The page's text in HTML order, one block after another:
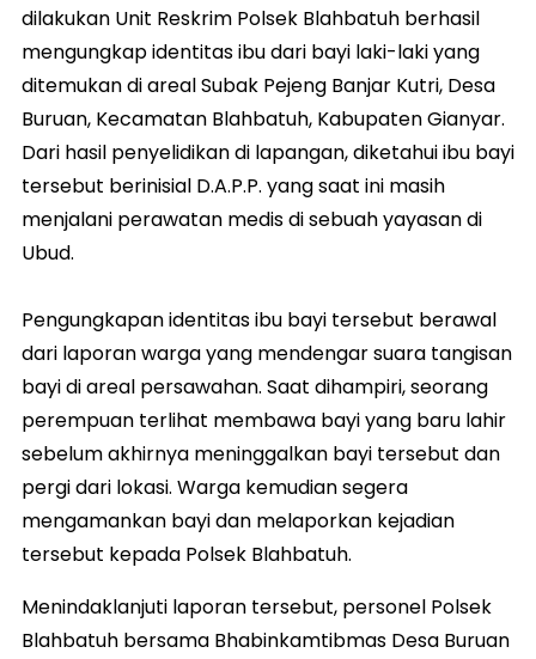
dilakukan Unit Reskrim Polsek Blahbatuh berhasil
mengungkap identitas ibu dari bayi laki-laki yang
ditemukan di areal Subak Pejeng Banjar Kutri, Desa
Buruan, Kecamatan Blahbatuh, Kabupaten Gianyar.
Dari hasil penyelidikan di lapangan, diketahui ibu bayi
tersebut berinisial D.A.P.P. yang saat ini masih
menjalani perawatan medis di sebuah yayasan di
Ubud.
Pengungkapan identitas ibu bayi tersebut berawal
dari laporan warga yang mendengar suara tangisan
bayi di areal persawahan. Saat dihampiri, seorang
perempuan terlihat membawa bayi yang baru lahir
sebelum akhirnya meninggalkan bayi tersebut dan
pergi dari lokasi. Warga kemudian segera
mengamankan bayi dan melaporkan kejadian
tersebut kepada Polsek Blahbatuh.
Menindaklanjuti laporan tersebut, personel Polsek
Blahbatuh bersama Bhabinkamtibmas Desa Buruan